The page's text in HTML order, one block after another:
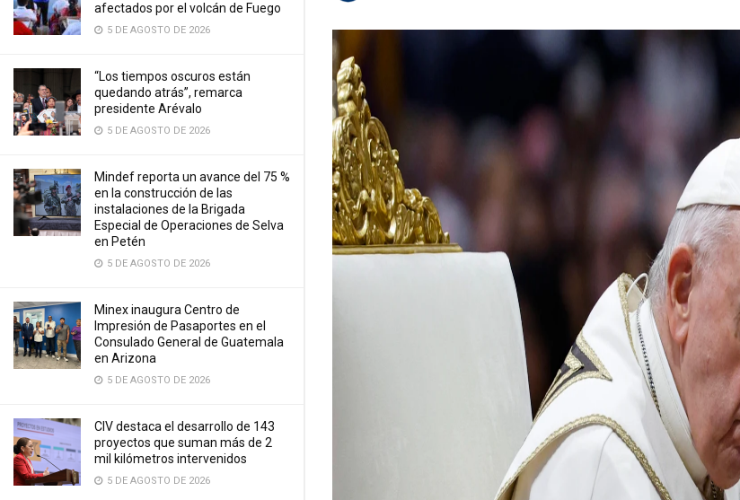
afectados por el volcán de Fuego
5 DE AGOSTO DE 2026
“Los tiempos oscuros están
quedando atrás”, remarca
presidente Arévalo
5 DE AGOSTO DE 2026
Mindef reporta un avance del 75 %
en la construcción de las
instalaciones de la Brigada
Especial de Operaciones de Selva
en Petén
5 DE AGOSTO DE 2026
Minex inaugura Centro de
Impresión de Pasaportes en el
Consulado General de Guatemala
en Arizona
5 DE AGOSTO DE 2026
CIV destaca el desarrollo de 143
proyectos que suman más de 2
mil kilómetros intervenidos
5 DE AGOSTO DE 2026